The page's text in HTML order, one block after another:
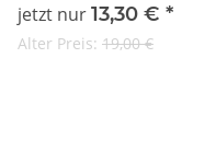
jetzt nur13,30 € *
Alter Preis: 19,00 €